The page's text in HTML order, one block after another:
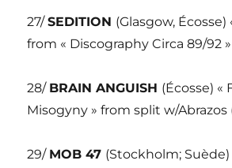
27/SEDITION (Glasgow, Écosse)
from « Discography Circa 89/92 »
28/ BRAIN ANGUISH (Écosse) «
Misogyny » from split w/Abrazos
29/ MOB 47 (Stockholm;